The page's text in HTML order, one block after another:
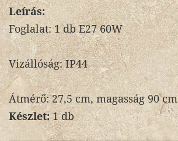
Leírás:
Foglalat: 1 db E27 60W
Vizállóság: IP44
Átmérő: 27,5 cm, magasság 90 cm
Készlet:1 db